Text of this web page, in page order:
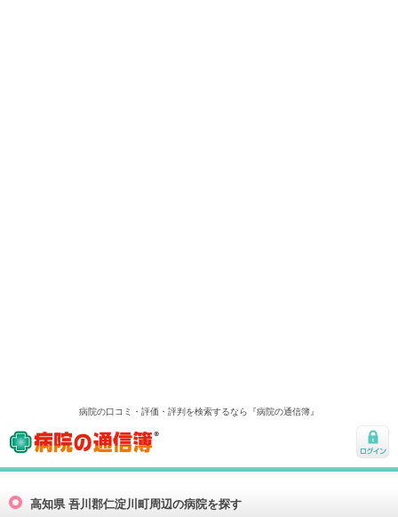
病院の口コミ・評価・評判を検索するなら『病院の通信簿』
病院の通信簿
ログ
高知県 吾川郡仁淀川町周辺の病院を探す